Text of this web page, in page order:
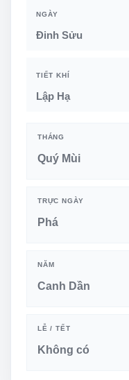
NGÀY
Đinh Sửu
TIẾT KHÍ
Lập Hạ
THÁNG
Quý Mùi
TRỰC NGÀY
Phá
NĂM
Canh Dần
LỄ / TẾT
Không có